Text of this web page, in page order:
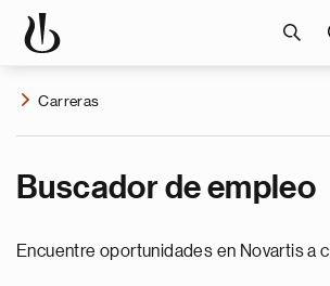
Carreras
Buscador de empleo
Encuentre oportunidades en Novartis a